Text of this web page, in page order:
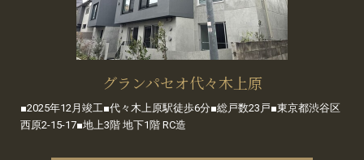
グランパセオ代々木上原
■2025年12月竣工■代々木上原駅徒歩6分■総戸数23戸■東京都渋谷区
西原2-15-17■地上3階 地下1階 RC造